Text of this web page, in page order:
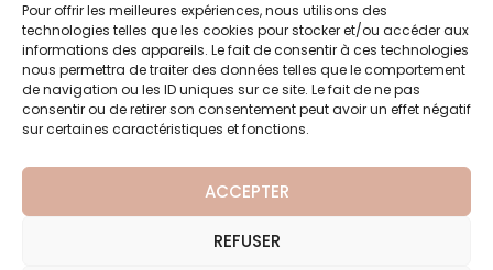
Pour offrir les meilleures expériences, nous utilisons des
technologies telles que les cookies pour stocker et/ou accéder aux
informations des appareils. Le fait de consentir à ces technologies
nous permettra de traiter des données telles que le comportement
de navigation ou les ID uniques sur ce site. Le fait de ne pas
consentir ou de retirer son consentement peut avoir un effet négatif
sur certaines caractéristiques et fonctions.
ACCEPTER
REFUSER
un commentaire.
PUBLIÉ DANSAccueil
Société civile Domaine de Seguin • Chemin de la House